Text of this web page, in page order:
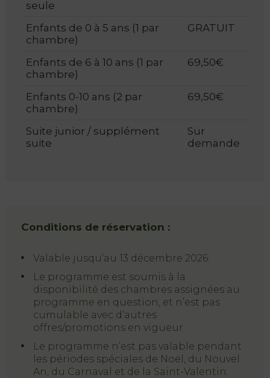
FR
EN
ES
Accueil
Chambres
Services
Offres
My Natura
Galerie de
Photos
Vouchers
seule
Enfants de 0 à 5 ans (1 par
chambre)
GRATUIT
Enfants de 6 à 10 ans (1 par
chambre)
69,50€
Enfants 0-10 ans (2 par
chambre)
69,50€
Suite junior / supplément
suite
Sur
demande
Conditions de réservation :
Valable jusqu’au 13 décembre 2026.
Le programme est soumis à la
disponibilité des chambres assignées au
programme en question, et n’est pas
cumulable avec d’autres
offres/promotions en vigueur.
Le programme n’est pas valable pendant
les périodes spéciales de Noël, du Nouvel
An, du Carnaval et de la Saint-Valentin.